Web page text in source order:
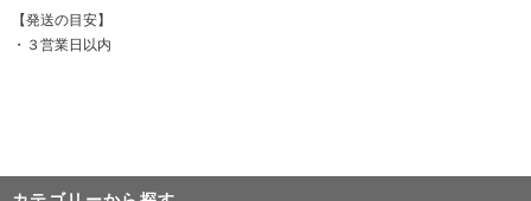
【発送の目安】
・３営業日以内